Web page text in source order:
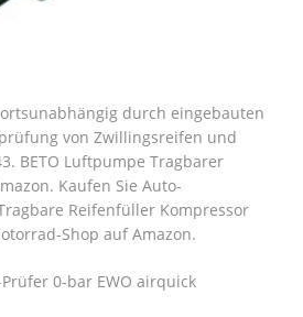
durch eingebauten
von Zwillingsreifen und
BETO Luftpumpe Tragbarer
Kaufen Sie Auto-
Reifenfüller Kompressor
Shop auf Amazon.
0-bar EWO airquick